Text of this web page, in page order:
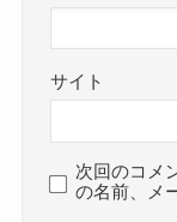
サイト
次回のコメ
の名前、メ